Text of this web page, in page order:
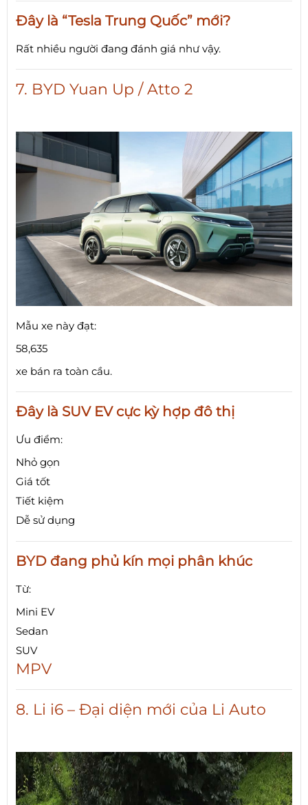
Đây là “Tesla Trung Quốc” mới?
Rất nhiều người đang đánh giá như vậy.
7. BYD Yuan Up / Atto 2
Mẫu xe này đạt:
58,635
xe bán ra toàn cầu.
Đây là SUV EV cực kỳ hợp đô thị
Ưu điểm:
Nhỏ gọn
Giá tốt
Tiết kiệm
Dễ sử dụng
BYD đang phủ kín mọi phân khúc
Từ:
Mini EV
Sedan
SUV
MPV
8. Li i6 – Đại diện mới của Li Auto